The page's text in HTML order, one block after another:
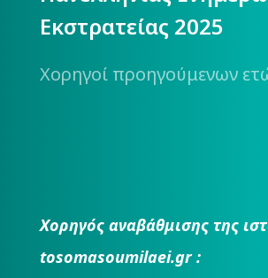
Εκστρατείας 2025
Χορηγοί προηγούμενων
Χορηγός αναβάθμισης της
tosomasoumilaei.gr :